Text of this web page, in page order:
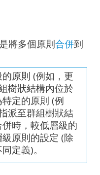
將多個原則合併到
原則 (例如，更
樹狀結構內位於
定的原則 (例
派至群組樹狀結
時，較低層級的
原則的設定 (除
定義)。